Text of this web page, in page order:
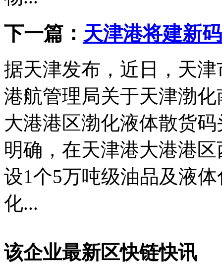
下一篇： 天津港将建新
据天津发布，近日，天
港航管理局关于天津渤
大港港区渤化液体散货
明确，在天津港大港港
设1个5万吨级油品及液
化...
该企业最新区快链快讯